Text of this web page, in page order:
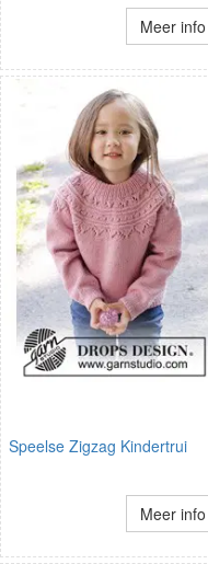
Meer info
Speelse Zigzag Kindertrui
Meer info